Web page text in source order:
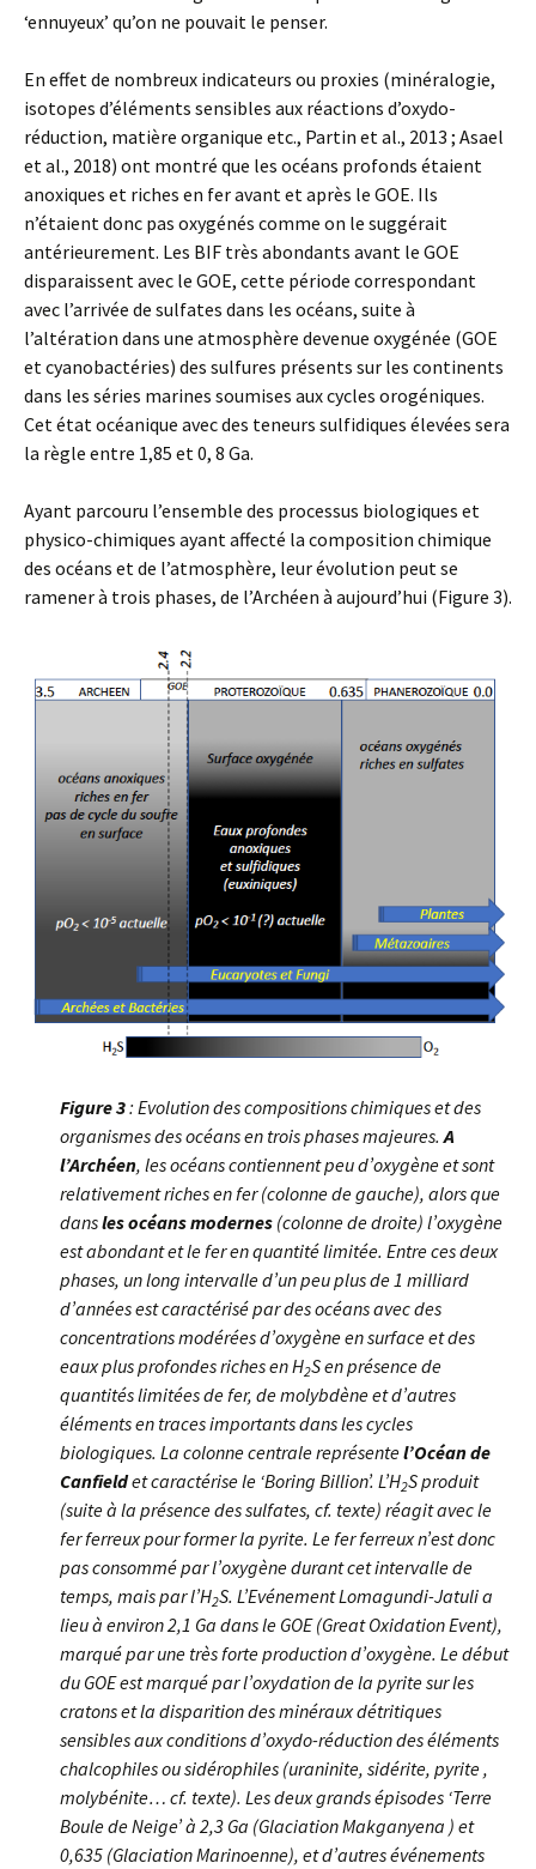
‘ennuyeux’ qu’on ne pouvait le penser.
En effet de nombreux indicateurs ou proxies (minéralogie,
isotopes d’éléments sensibles aux réactions d’oxydo-
réduction, matière organique etc., Partin et al., 2013 ; Asael
et al., 2018) ont montré que les océans profonds étaient
anoxiques et riches en fer avant et après le GOE. Ils
n’étaient donc pas oxygénés comme on le suggérait
antérieurement. Les BIF très abondants avant le GOE
disparaissent avec le GOE, cette période correspondant
avec l’arrivée de sulfates dans les océans, suite à
l’altération dans une atmosphère devenue oxygénée (GOE
et cyanobactéries) des sulfures présents sur les continents
dans les séries marines soumises aux cycles orogéniques.
Cet état océanique avec des teneurs sulfidiques élevées sera
la règle entre 1,85 et 0, 8 Ga.
Ayant parcouru l’ensemble des processus biologiques et
physico-chimiques ayant affecté la composition chimique
des océans et de l’atmosphère, leur évolution peut se
ramener à trois phases, de l’Archéen à aujourd’hui (Figure 3).
Figure 3: Evolution des compositions chimiques et des
organismes des océans en trois phases majeures.A
l’Archéen, les océans contiennent peu d’oxygène et sont
relativement riches en fer (colonne de gauche), alors que
dansles océans modernes (colonne de droite) l’oxygène
est abondant et le fer en quantité limitée. Entre ces deux
phases, un long intervalle d’un peu plus de 1 milliard
d’années est caractérisé par des océans avec des
concentrations modérées d’oxygène en surface et des
eaux plus profondes riches en H2S en présence de
quantités limitées de fer, de molybdène et d’autres
éléments en traces importants dans les cycles
biologiques. La colonne centrale représentel’Océan de
Canfieldet caractérise le ‘Boring Billion’. L’H2S produit
(suite à la présence des sulfates, cf. texte) réagit avec le
fer ferreux pour former la pyrite. Le fer ferreux n’est donc
pas consommé par l’oxygène durant cet intervalle de
temps, mais par l’H2S. L’Evénement Lomagundi-Jatuli a
lieu à environ 2,1 Ga dans le GOE (Great Oxidation Event),
marqué par une très forte production d’oxygène. Le début
du GOE est marqué par l’oxydation de la pyrite sur les
cratons et la disparition des minéraux détritiques
sensibles aux conditions d’oxydo-réduction des éléments
chalcophiles ou sidérophiles (uraninite, sidérite, pyrite ,
molybénite… cf. texte). Les deux grands épisodes ‘Terre
Boule de Neige’ à 2,3 Ga (Glaciation Makganyena ) et
0,635 (Glaciation Marinoenne), et d’autres événements